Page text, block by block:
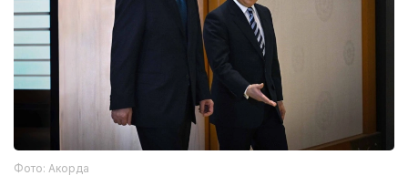
Фото: Акорда